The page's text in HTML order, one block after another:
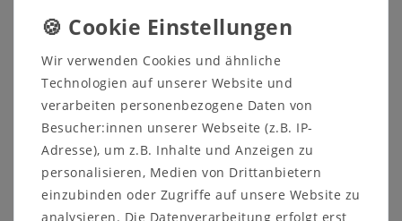
Diese Nachtkommode aus dem Dielenprogramm
WALK INvom dänischen HerstellerTjørnbo
massivem Buchenholz oder Eichenholz gefertigt. Die
Oberfläche ist wahlweise natur oder bianco geölt.
Die vier leichtgängigen Schubladen haben eine
Push-Funktion.
Das schwarze Metallgestell ist 23 cm hoch und aus
massivem Eisen.
Wir verwenden Cookies und ähnliche
Technologien auf unserer Website und
verarbeiten personenbezogene Daten von
Besucher:innen unserer Webseite (z.B. IP-
Adresse), um z.B. Inhalte und Anzeigen zu
personalisieren, Medien von Drittanbietern
einzubinden oder Zugriffe auf unsere Website zu
analysieren. Die Datenverarbeitung erfolgt erst